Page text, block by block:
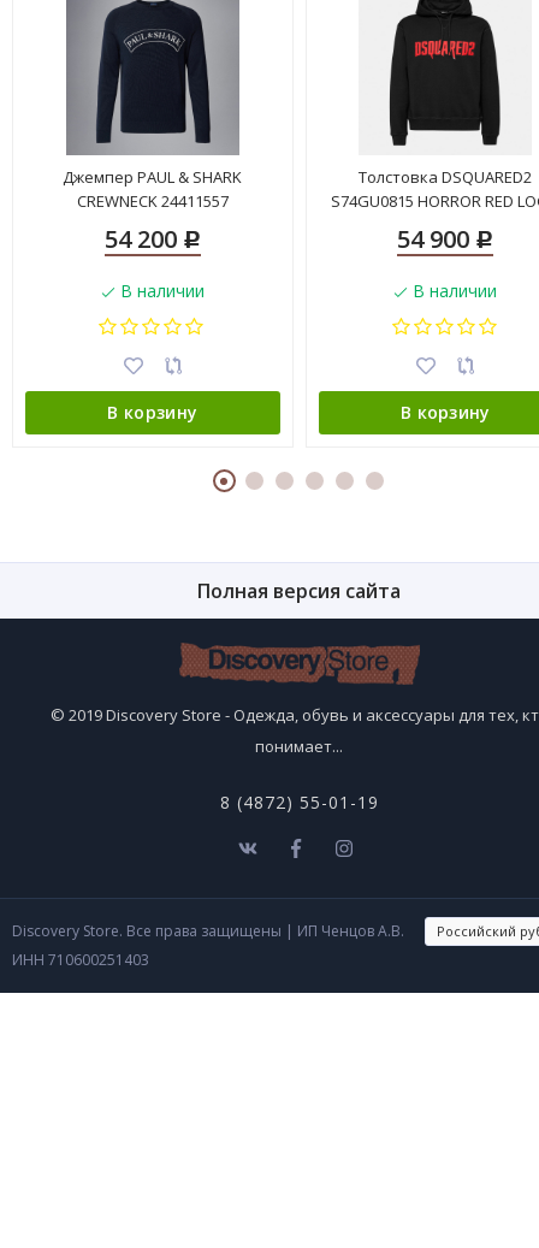
Джемпер PAUL & SHARK
CREWNECK 24411557
54 200 Р
В наличии
В корзину
Толстовка DSQUARED2
S74GU0815 HORROR RED
54 900 Р
В наличии
В корзину
Полная версия сайта
© 2019 Discovery Store - Одежда, обувь и аксессуары для тех,
понимает...
8 (4872) 55-01-19
Discovery Store. Все права защищены | ИП Ченцов А.В.
ИНН 710600251403